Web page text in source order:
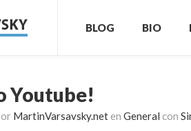
BLOG BIO
Youtube!
MartinVarsavsky.net en General con